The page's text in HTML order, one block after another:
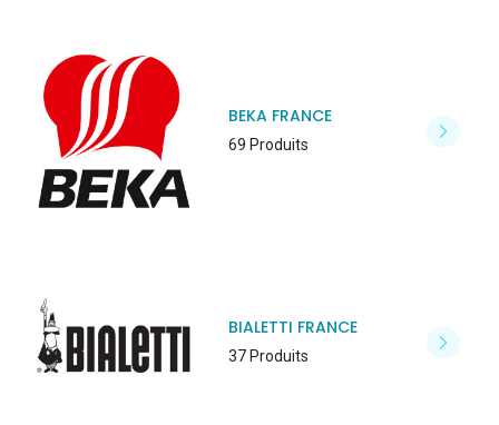
BEKA FRANCE
69 Produits
BIALETTI FRANCE
37 Produits